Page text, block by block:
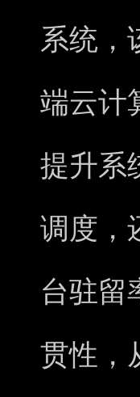
系统，
端云计
提升系
调度，
台驻留
贯性，